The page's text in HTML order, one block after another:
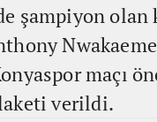
şampiyon olan
maçı
verildi.